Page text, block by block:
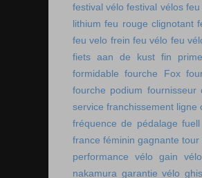
festival vélo festival vélos feu
lithium feu rouge clignotant
feu velo frein feu vélo feu
fiets aan de kust fin
formidable fourche Fox
fourche podium fournisseur
service franchissement ligne
fréquence de pédalage fuell
france féminin gagnante
performance vélo
gain vélo
nakamura garantie vélo